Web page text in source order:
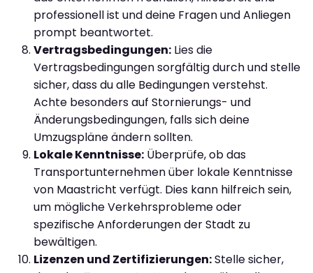
professionell ist und deine Fragen und Anliegen
prompt beantwortet.
Vertragsbedingungen: Lies die
Vertragsbedingungen sorgfältig durch und stelle
sicher, dass du alle Bedingungen verstehst.
Achte besonders auf Stornierungs- und
Änderungsbedingungen, falls sich deine
Umzugspläne ändern sollten.
Lokale Kenntnisse: Überprüfe, ob das
Transportunternehmen über lokale Kenntnisse
von Maastricht verfügt. Dies kann hilfreich sein,
um mögliche Verkehrsprobleme oder
spezifische Anforderungen der Stadt zu
bewältigen.
Lizenzen und Zertifizierungen:Stelle sicher,